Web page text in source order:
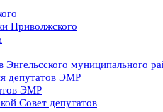
Приволжского
Энгельсского муниципального
депутатов ЭМР
ЭМР
Совет депутатов